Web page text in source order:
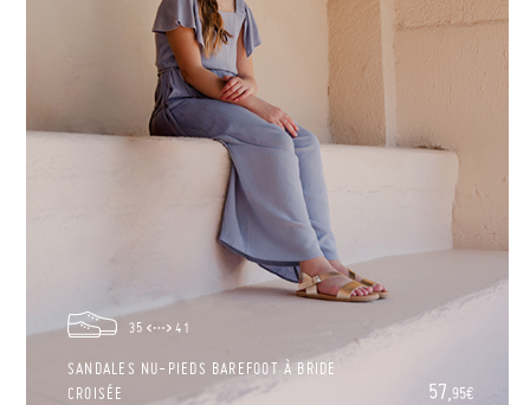
35 41
SANDALES NU-PIEDS BAREFOOT À BRIDE
CROISÉE
57, 95€